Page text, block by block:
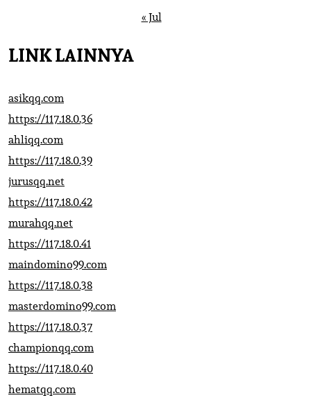
« Jul
LINK LAINNYA
asikqq.com
https://117.18.0.36
ahliqq.com
https://117.18.0.39
jurusqq.net
https://117.18.0.42
murahqq.net
https://117.18.0.41
maindomino99.com
https://117.18.0.38
masterdomino99.com
https://117.18.0.37
championqq.com
https://117.18.0.40
hematqq.com